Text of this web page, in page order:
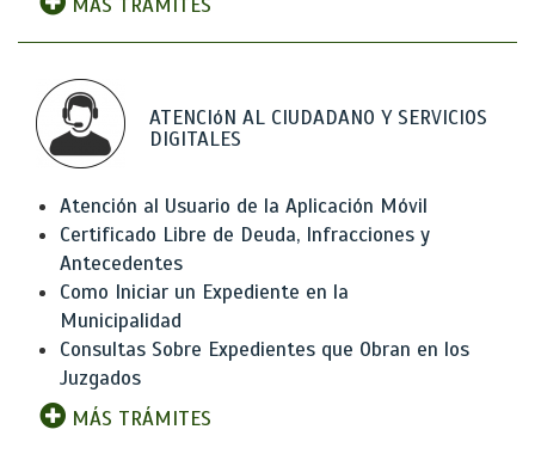
MÁS TRÁMITES
ATENCIóN AL CIUDADANO Y SERVICIOS
DIGITALES
Atención al Usuario de la Aplicación Móvil
Certificado Libre de Deuda, Infracciones y
Antecedentes
Como Iniciar un Expediente en la
Municipalidad
Consultas Sobre Expedientes que Obran en los
Juzgados
MÁS TRÁMITES